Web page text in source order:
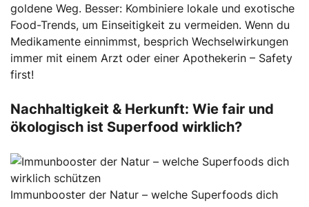
goldene Weg. Besser: Kombiniere lokale und exotische
Food-Trends, um Einseitigkeit zu vermeiden. Wenn du
Medikamente einnimmst, besprich Wechselwirkungen
immer mit einem Arzt oder einer Apothekerin – Safety
first!
Nachhaltigkeit & Herkunft: Wie fair und
ökologisch ist Superfood wirklich?
Immunbooster der Natur – welche Superfoods dich